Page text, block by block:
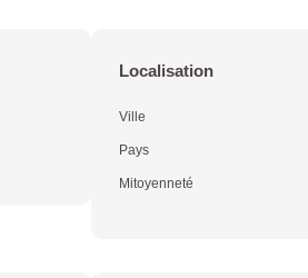
Localisation
Ville
Pays
Mitoyenneté